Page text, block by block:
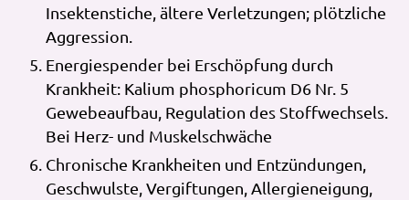
Insektenstiche, ältere Verletzungen; plötzliche
Aggression.
Energiespender bei Erschöpfung durch
Krankheit: Kalium phosphoricum D6 Nr. 5
Gewebeaufbau, Regulation des Stoffwechsels.
Bei Herz- und Muskelschwäche
Chronische Krankheiten und Entzündungen,
Geschwulste, Vergiftungen, Allergieneigung,